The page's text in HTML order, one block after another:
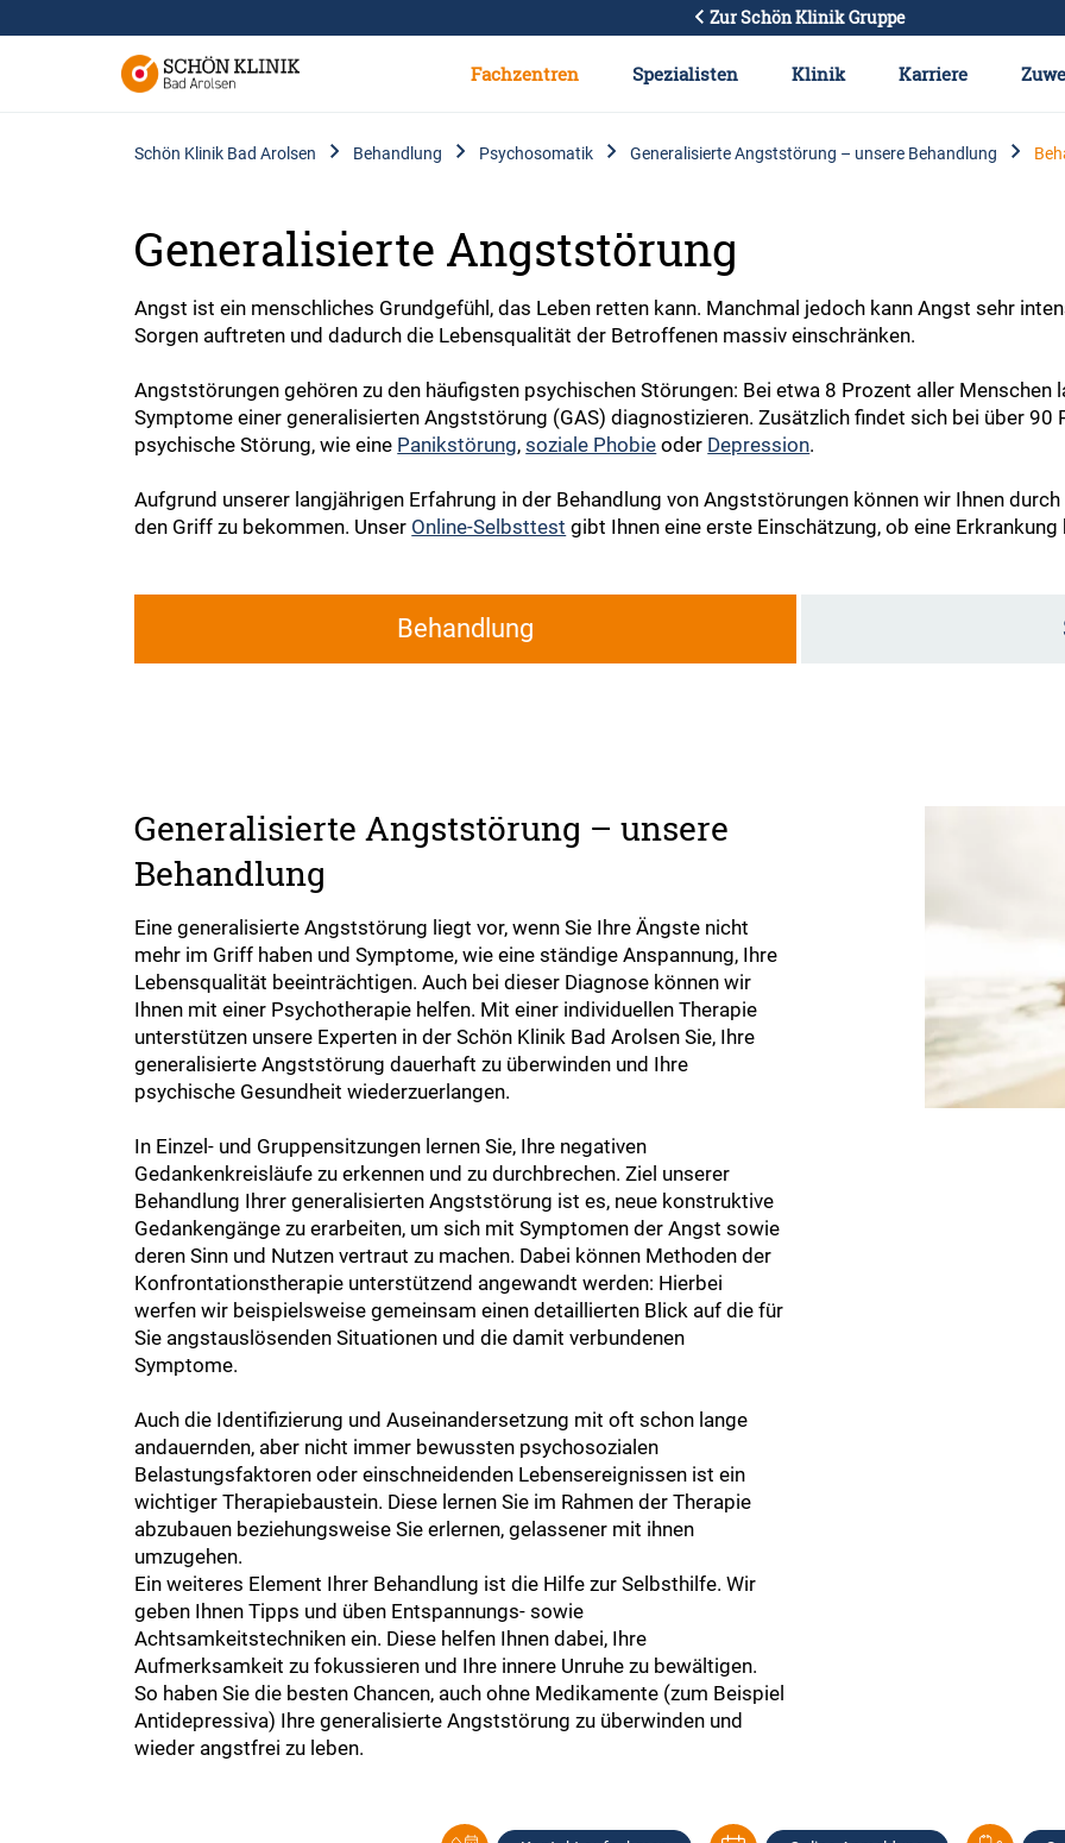
Zur Schön Klinik Gruppe
Fachzentren Spezialisten Klinik Karriere
Schön Klinik Bad Arolsen Behandlung Psychosomatik Generalisierte Angststörung – unsere Behandlung
Generalisierte Angststörung
Angst ist ein menschliches Grundgefühl, das Leben retten kann. Manchmal jedoch kann Angst sehr
Sorgen auftreten und dadurch die Lebensqualität der Betroffenen massiv einschränken.
Angststörungen gehören zu den häufigsten psychischen Störungen: Bei etwa 8 Prozent aller Menschen
Symptome einer generalisierten Angststörung (GAS) diagnostizieren. Zusätzlich findet sich bei über 90
psychische Störung, wie eine Panikstörung,soziale Phobie oder Depression.
Aufgrund unserer langjährigen Erfahrung in der Behandlung von Angststörungen können wir Ihnen
den Griff zu bekommen. Unser Online-Selbsttest gibt Ihnen eine erste Einschätzung, ob eine Erkrankung
Behandlung
Generalisierte Angststörung – unsere
Behandlung
Eine generalisierte Angststörung liegt vor, wenn Sie Ihre Ängste nicht
mehr im Griff haben und Symptome, wie eine ständige Anspannung, Ihre
Lebensqualität beeinträchtigen. Auch bei dieser Diagnose können wir
Ihnen mit einer Psychotherapie helfen. Mit einer individuellen Therapie
unterstützen unsere Experten in der Schön Klinik Bad Arolsen Sie, Ihre
generalisierte Angststörung dauerhaft zu überwinden und Ihre
psychische Gesundheit wiederzuerlangen.
In Einzel- und Gruppensitzungen lernen Sie, Ihre negativen
Gedankenkreisläufe zu erkennen und zu durchbrechen. Ziel unserer
Behandlung Ihrer generalisierten Angststörung ist es, neue konstruktive
Gedankengänge zu erarbeiten, um sich mit Symptomen der Angst sowie
deren Sinn und Nutzen vertraut zu machen. Dabei können Methoden der
Konfrontationstherapie unterstützend angewandt werden: Hierbei
werfen wir beispielsweise gemeinsam einen detaillierten Blick auf die für
Sie angstauslösenden Situationen und die damit verbundenen
Symptome.
Auch die Identifizierung und Auseinandersetzung mit oft schon lange
andauernden, aber nicht immer bewussten psychosozialen
Belastungsfaktoren oder einschneidenden Lebensereignissen ist ein
wichtiger Therapiebaustein. Diese lernen Sie im Rahmen der Therapie
abzubauen beziehungsweise Sie erlernen, gelassener mit ihnen
umzugehen.
Ein weiteres Element Ihrer Behandlung ist die Hilfe zur Selbsthilfe. Wir
geben Ihnen Tipps und üben Entspannungs- sowie
Achtsamkeitstechniken ein. Diese helfen Ihnen dabei, Ihre
Aufmerksamkeit zu fokussieren und Ihre innere Unruhe zu bewältigen.
So haben Sie die besten Chancen, auch ohne Medikamente (zum Beispiel
Antidepressiva) Ihre generalisierte Angststörung zu überwinden und
wieder angstfrei zu leben.